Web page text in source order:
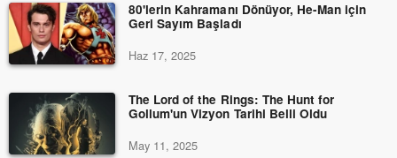
80'lerin Kahramanı Dönüyor, He-Man için
Geri Sayım Başladı
Haz 17, 2025
The Lord of the Rings: The Hunt for
Gollum'un Vizyon Tarihi Belli Oldu
May 11, 2025